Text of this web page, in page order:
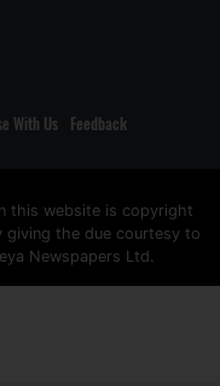
With Us Feedback
this website is copyright
giving the due courtesy to
Newspapers Ltd.